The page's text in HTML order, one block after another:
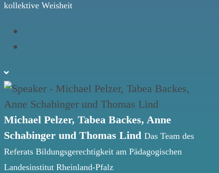
kollektive Weisheit
Michael Pelzer, Tabea Backes, Anne
Schabinger und Thomas Lind Das Team des
Referats Bildungsgerechtigkeit am Pädagogischen
Landesinstitut Rheinland-Pfalz